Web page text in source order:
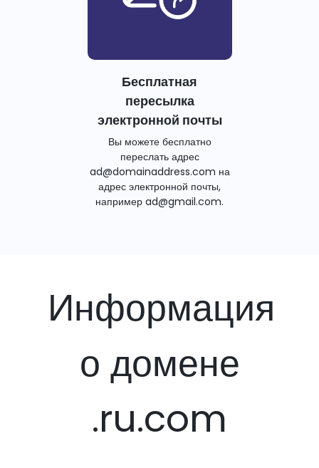
Бесплатная
пересылка
электронной почты
Вы можете бесплатно
переслать адрес
ad@domainaddress.com на
адрес электронной почты,
например ad@gmail.com.
Информация
о домене
.ru.com